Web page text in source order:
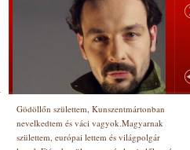
Gödöllőn születtem, Kunszentmártonban
nevelkedtem és váci vagyok.Magyarnak
születtem, európai lettem és világpolgár